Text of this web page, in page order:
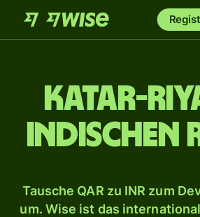
Katar-
indischen
Tausche QAR zu INR zum
um. Wise ist das